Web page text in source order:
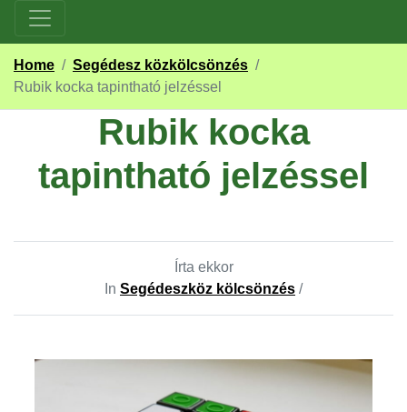
Home / Segédesz közkölcsönzés /
Rubik kocka tapintható jelzéssel
Rubik kocka
tapintható jelzéssel
Írta ekkor
In Segédeszköz kölcsönzés /